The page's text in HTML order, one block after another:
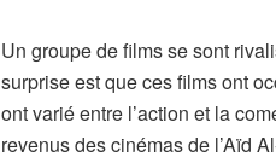
Un groupe de films se sont
surprise est que ces films ont
ont varié entre l’action et la
revenus des cinémas de l’Aïd